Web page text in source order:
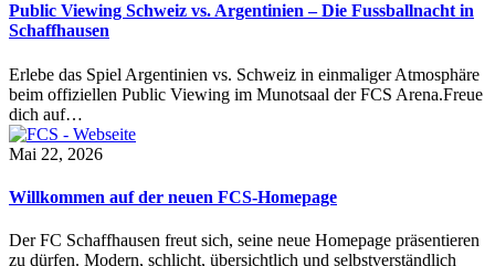
Public Viewing Schweiz vs. Argentinien – Die Fussballnacht in
Schaffhausen
Erlebe das Spiel Argentinien vs. Schweiz in einmaliger Atmosphäre
beim offiziellen Public Viewing im Munotsaal der FCS Arena.Freue
dich auf…
Mai 22, 2026
Willkommen auf der neuen FCS-Homepage
Der FC Schaffhausen freut sich, seine neue Homepage präsentieren
zu dürfen. Modern, schlicht, übersichtlich und selbstverständlich